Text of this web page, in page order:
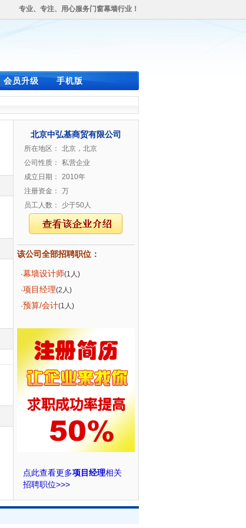
专业、专注、用心服务门窗幕墙行业！
会员升级 手机版
北京中弘基商贸有限公司
所在地区：
北京，北京
公司性质：
私营企业
成立日期：
2010年
注册资金：
万
员工人数：
少于50人
该公司全部招聘职位：
·幕墙设计师(1人)
·项目经理(2人)
·预算/会计(1人)
点此查看更多项目经理相关
招聘职位>>>